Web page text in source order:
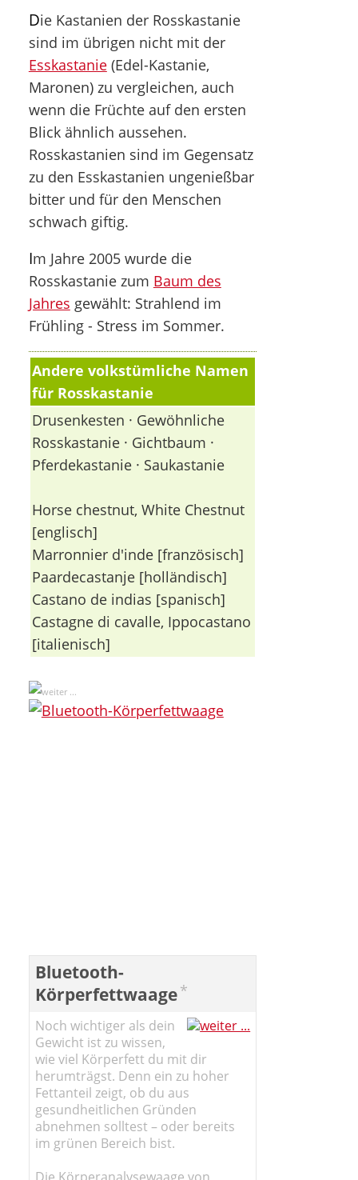
Die Kastanien der Rosskastanie
sind im übrigen nicht mit der
Esskastanie(Edel-Kastanie,
Maronen) zu vergleichen, auch
wenn die Früchte auf den ersten
Blick ähnlich aussehen.
Rosskastanien sind im Gegensatz
zu den Esskastanien ungenießbar
bitter und für den Menschen
schwach giftig.
Im Jahre 2005 wurde die
Rosskastanie zum Baum des
Jahres gewählt: Strahlend im
Frühling - Stress im Sommer.
Andere volkstümliche Namen
für Rosskastanie
Drusenkesten · Gewöhnliche
Rosskastanie · Gichtbaum ·
Pferdekastanie · Saukastanie
Horse chestnut, White Chestnut
[englisch]
Marronnier d'inde [französisch]
Paardecastanje [holländisch]
Castano de indias [spanisch]
Castagne di cavalle, Ippocastano
[italienisch]
Bluetooth-
Körperfettwaage*
Noch wichtiger als dein
Gewicht ist zu wissen,
wie viel Körperfett du mit dir
herumträgst. Denn ein zu hoher
Fettanteil zeigt, ob du aus
gesundheitlichen Gründen
abnehmen solltest – oder bereits
im grünen Bereich bist.